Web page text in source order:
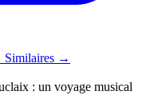
Similaires →